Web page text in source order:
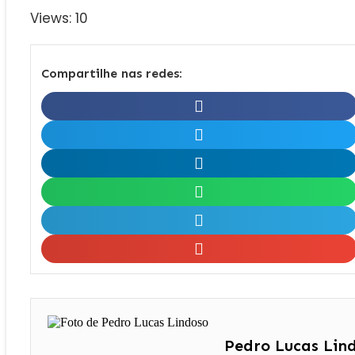
Views: 10
Compartilhe nas redes:
Pedro Lucas